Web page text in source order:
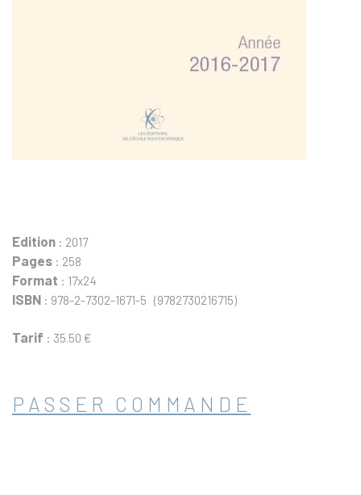
Edition : 2017
Pages : 258
Format : 17x24
ISBN : 978-2-7302-1671-5 (9782730216715)
Tarif : 35.50 €
PASSER COMMANDE